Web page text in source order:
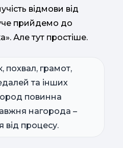
відмови від
прийдемо до
Але тут простіше.
похвал, грамот,
та інших
повинна
нагорода –
від процесу.